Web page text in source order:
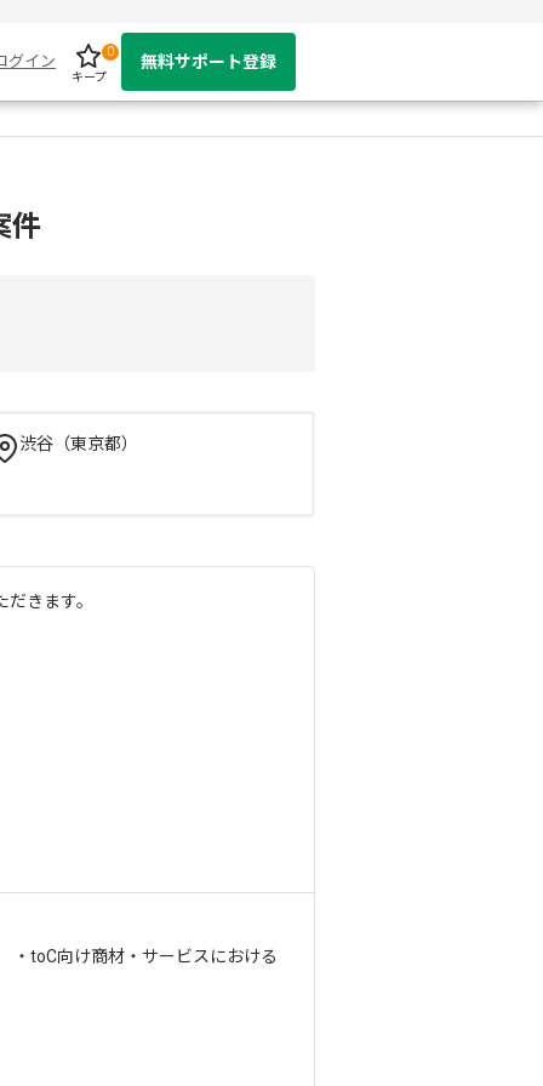
グイン
キープ
0
無料サポート登録
件
渋谷（東京都）
きます。
・toC向け商材・サービスにおける